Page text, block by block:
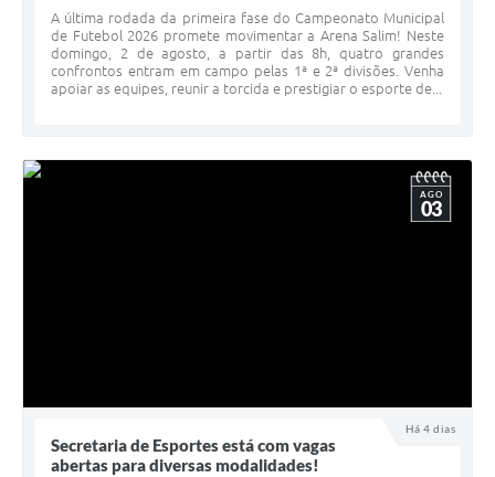
A última rodada da primeira fase do Campeonato Municipal
de Futebol 2026 promete movimentar a Arena Salim! Neste
domingo, 2 de agosto, a partir das 8h, quatro grandes
confrontos entram em campo pelas 1ª e 2ª divisões. Venha
apoiar as equipes, reunir a torcida e prestigiar o esporte de...
Há 4 dias
AGO
03
Secretaria de Esportes está com vagas
abertas para diversas modalidades!